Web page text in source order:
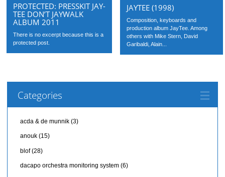
JAYTEE (1998)
Composition, keyboards and
production album JayTee. Among
others with Mike Stern, David
Garibaldi, Alain...
PROTECTED: PRESSKIT JAY-
TEE DON’T JAYWALK
ALBUM 2011
There is no excerpt because this is a
protected post.
Categories
acda & de munnik(3)
anouk(15)
blof(28)
dacapo orchestra monitoring system(6)